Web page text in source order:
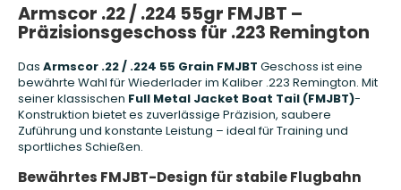
Armscor .22 / .224 55gr FMJBT –
Präzisionsgeschoss für .223 Remington
Das Armscor .22 / .224 55 Grain FMJBT Geschoss ist eine
bewährte Wahl für Wiederlader im Kaliber .223 Remington. Mit
seiner klassischen Full Metal Jacket Boat Tail (FMJBT)-
Konstruktion bietet es zuverlässige Präzision, saubere
Zuführung und konstante Leistung – ideal für Training und
sportliches Schießen.
Bewährtes FMJBT-Design für stabile Flugbahn